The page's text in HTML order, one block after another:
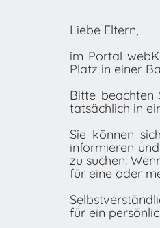
Liebe Eltern,
im Portal
Platz in einer
Bitte beachten
tatsächlich in
Sie können
informieren
zu suchen.
für eine oder
für ein